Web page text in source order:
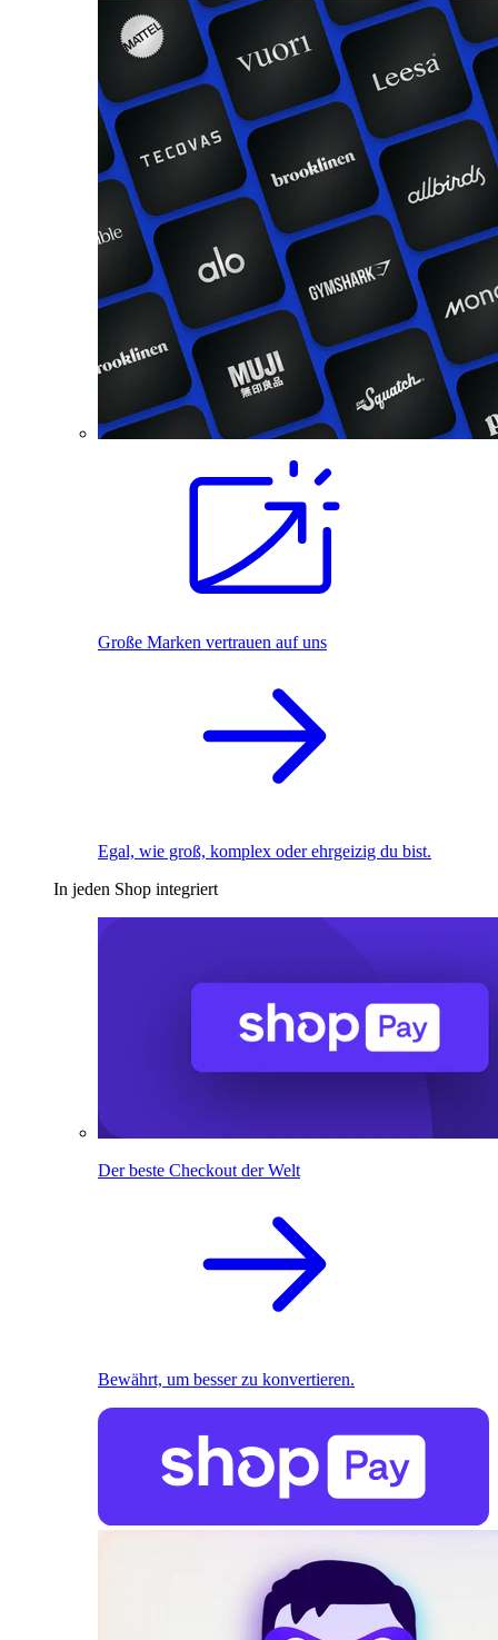
Große Marken vertrauen auf uns
Egal, wie groß, komplex oder ehrgeizig du bist.
In jeden Shop integriert
Der beste Checkout der Welt
Bewährt, um besser zu konvertieren.